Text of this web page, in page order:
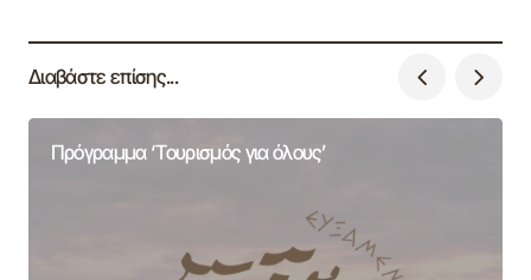
Διαβάστε επίσης...
Πρόγραμμα ‘Τουρισμός για όλους’